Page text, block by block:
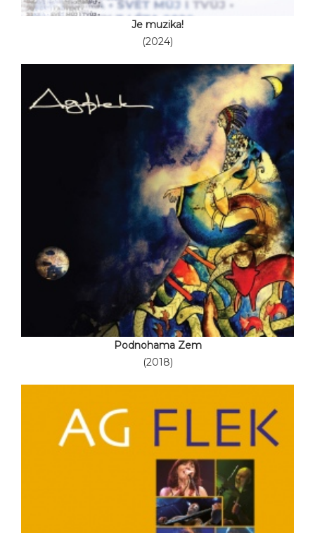
Je muzika!
(2024)
Podnohama Zem
(2018)